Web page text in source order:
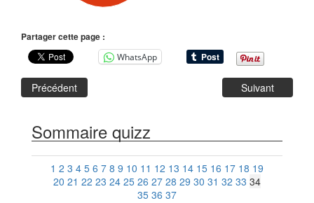
Partager cette page :
WhatsApp
Précédent Suivant
Sommaire quizz
1 2 3 4 5 6 7 8 9 10 11 12 13 14 15 16 17 18 19
20 21 22 23 24 25 26 27 28 29 30 31 32 33 34
35 36 37